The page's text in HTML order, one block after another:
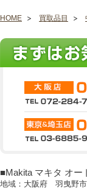
HOME 買取品目
■Makita マキタ オー
地域：大阪府 羽曳野市